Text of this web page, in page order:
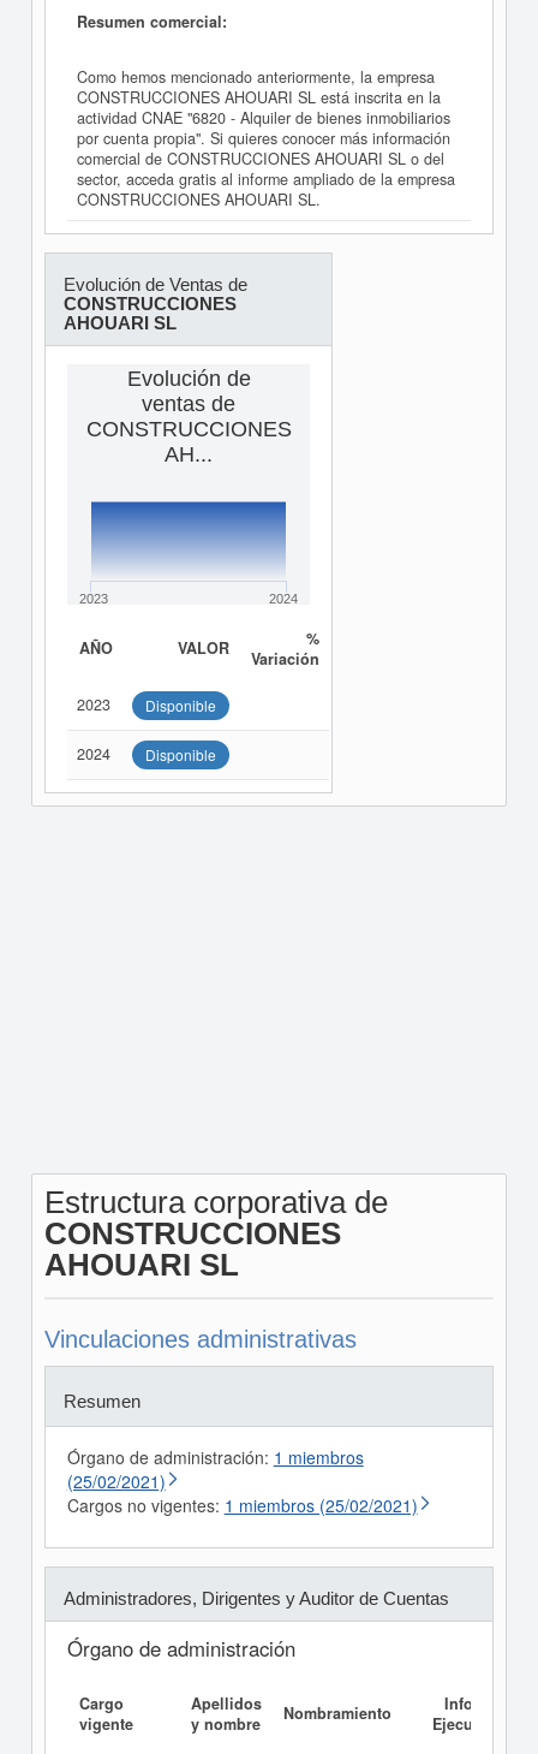
Resumen comercial:
Como hemos mencionado anteriormente, la empresa
CONSTRUCCIONES AHOUARI SL está inscrita en la
actividad CNAE "6820 - Alquiler de bienes inmobiliarios
por cuenta propia". Si quieres conocer más información
comercial de CONSTRUCCIONES AHOUARI SL o del
sector, acceda gratis al informe ampliado de la empresa
CONSTRUCCIONES AHOUARI SL.
Evolución de Ventas de
CONSTRUCCIONES
AHOUARI SL
Evolución de
ventas de
CONSTRUCCIONES
AH...
2023 2024
AÑO VALOR
%
Variación
2023 Disponible
2024 Disponible
Estructura corporativa de
CONSTRUCCIONES
AHOUARI SL
Vinculaciones administrativas
Resumen
Órgano de administración: 1 miembros
(25/02/2021)
Cargos no vigentes: 1 miembros (25/02/2021)
Administradores, Dirigentes y Auditor de Cuentas
Órgano de administración
Cargo
vigente
Apellidos
y nombre
Nombramiento
Informe
Ejecutivo